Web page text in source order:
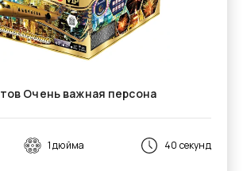
Очень важная персона
1 дюйма 40 секунд